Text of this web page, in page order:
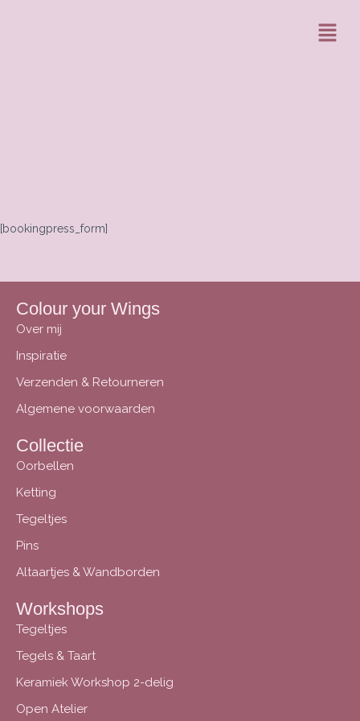
Menu
[bookingpress_form]
Colour your Wings
Over mij
Inspiratie
Verzenden & Retourneren
Algemene voorwaarden
Collectie
Oorbellen
Ketting
Tegeltjes
Pins
Altaartjes & Wandborden
Workshops
Tegeltjes
Tegels & Taart
Keramiek Workshop 2-delig
Open Atelier